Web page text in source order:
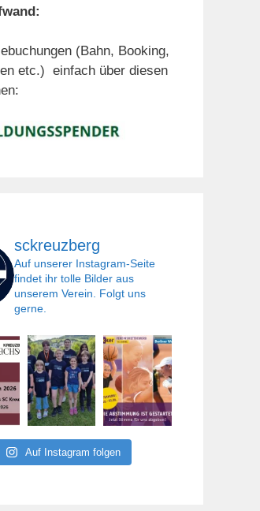
(Bahn, Booking,
etc.) einfach über diesen
sckreuzberg
Auf unserer Instagram-Seite
findet ihr tolle Bilder aus
unserem Verein. Folgt uns
gerne.
Auf Instagram folgen